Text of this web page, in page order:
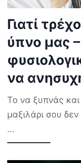
Γιατί
ύπνο μας
να
Το να ξυπνάς
μαξιλάρι σου
...